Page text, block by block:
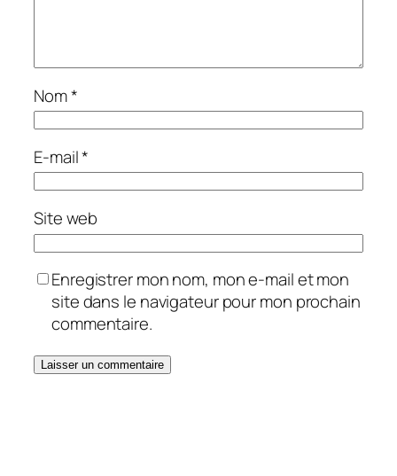
Nom*
E-mail*
Site web
Enregistrer mon nom, mon e-mail et mon
site dans le navigateur pour mon prochain
commentaire.